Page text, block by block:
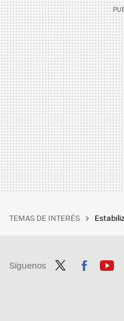
TEMAS DE INTERÉS
Síguenos